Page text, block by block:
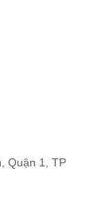
Quận 1, TP